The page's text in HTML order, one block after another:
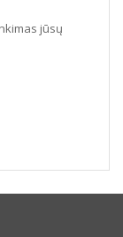
jūsų